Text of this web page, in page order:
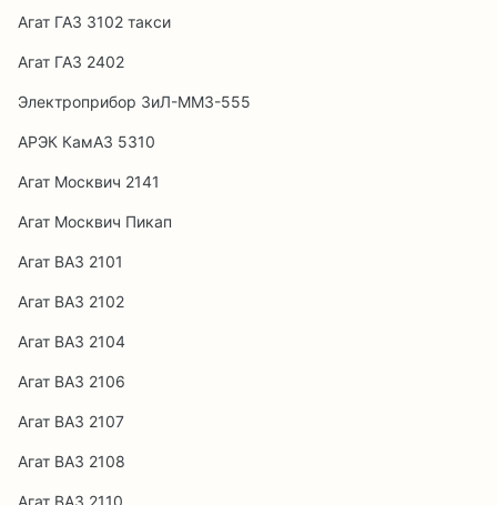
Агат ГАЗ 3102 такси
Агат ГАЗ 2402
Электроприбор ЗиЛ-ММЗ-555
АРЭК КамАЗ 5310
Агат Москвич 2141
Агат Москвич Пикап
Агат ВАЗ 2101
Агат ВАЗ 2102
Агат ВАЗ 2104
Агат ВАЗ 2106
Агат ВАЗ 2107
Агат ВАЗ 2108